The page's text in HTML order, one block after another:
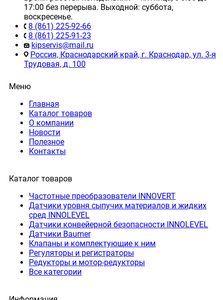
17:00 без перерыва. Выходной: суббота,
воскресенье.
8 (861) 225-92-66
8 (861) 225-91-23
kipservis@mail.ru
Россия, Краснодарский край, г. Краснодар, ул. 3-я
Трудовая, д. 100
Меню
Главная
Каталог товаров
О компании
Новости
Полезное
Контакты
Каталог товаров
Частотные преобразователи INNOVERT
Датчики уровня сыпучих материалов и жидких
сред INNOLEVEL
Датчики конвейерной безопасности INNOLEVEL
Датчики Baumer
Клапаны и комплектующие к ним
Регуляторы и регистраторы
Редукторы и мотор-редукторы
Все категории